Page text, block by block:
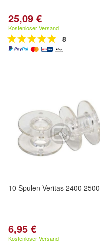
25,09 €
Kostenloser Versand
8
10 Spulen Veritas 2400 2500
6,95 €
Kostenloser Versand